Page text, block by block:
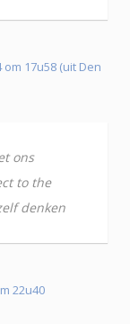
17u58 (uit Den
ons
to the
denken
22u40